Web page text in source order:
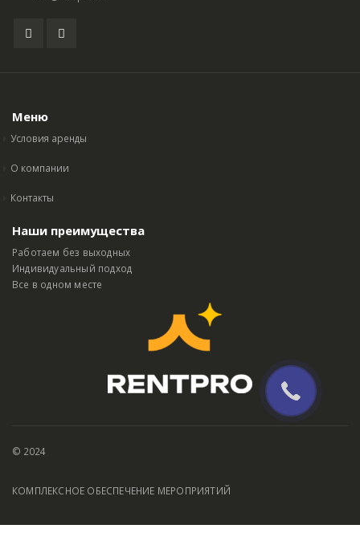
Меню
Условия аренды
О компании
Контакты
Наши преимущества
Работаем без выходных
Индивидуальный подход
Все в одном месте
© 2024
КОМПЛЕКСНОЕ ОБЕСПЕЧЕНИЕ МЕРОПРИЯТИЙ